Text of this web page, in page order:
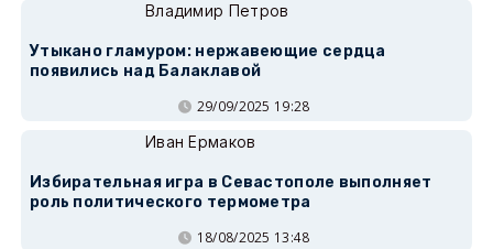
Владимир Петров
Утыкано гламуром: нержавеющие сердца
появились над Балаклавой
29/09/2025 19:28
Иван Ермаков
Избирательная игра в Севастополе выполняет
роль политического термометра
18/08/2025 13:48